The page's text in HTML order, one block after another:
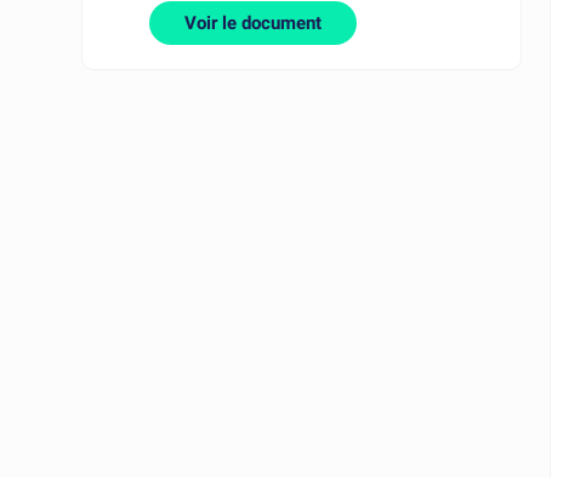
Voir le document